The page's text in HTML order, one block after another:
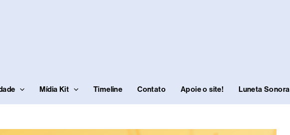
Mídia Kit Timeline Contato Apoie o site! Luneta Sonora